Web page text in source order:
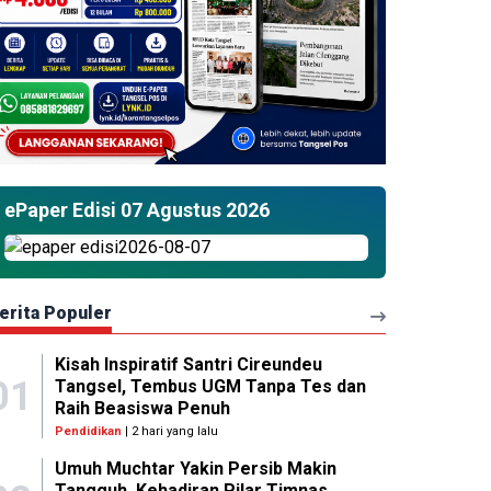
ePaper Edisi 07 Agustus 2026
Populer
Kisah Inspiratif Santri Cireundeu
Tangsel, Tembus UGM Tanpa Tes dan
Raih Beasiswa Penuh
Pendidikan | 2 hari yang lalu
Umuh Muchtar Yakin Persib Makin